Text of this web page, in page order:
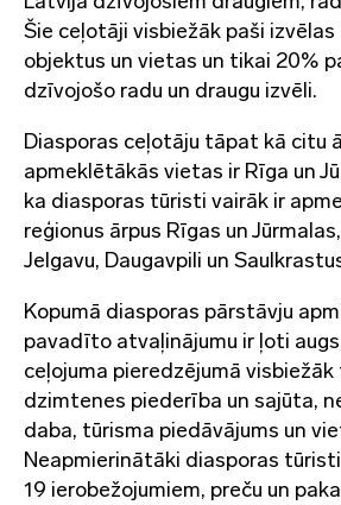
Šie ceļotāji visbiežāk paši
objektus un vietas un tikai 20%
dzīvojošo radu un draugu izvēli.
Diasporas ceļotāju tāpat kā citu
apmeklētākās vietas ir Rīga un
ka diasporas tūristi vairāk ir
reģionus ārpus Rīgas un
Jelgavu, Daugavpili un
Kopumā diasporas pārstāvju
pavadīto atvaļinājumu ir ļoti
ceļojuma pieredzējumā
dzimtenes piederība un sajūta,
daba, tūrisma piedāvājums un
Neapmierinātāki diasporas
19 ierobežojumiem, preču un